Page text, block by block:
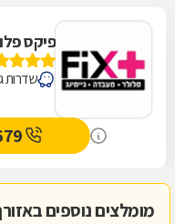
פיקס
שדרות גושן 31,
מומלצים נוספים